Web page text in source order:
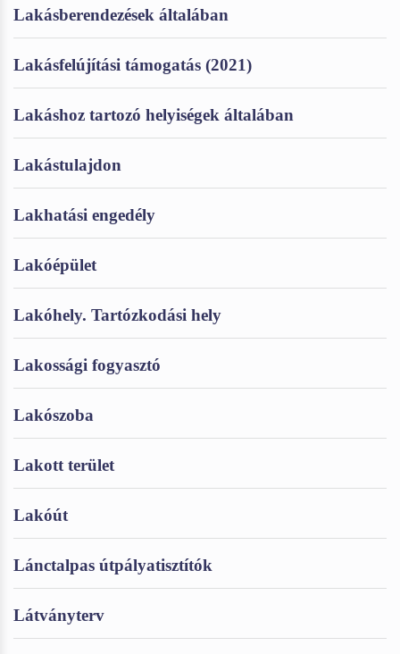
Lakásberendezések általában
Lakásfelújítási támogatás (2021)
Lakáshoz tartozó helyiségek általában
Lakástulajdon
Lakhatási engedély
Lakóépület
Lakóhely. Tartózkodási hely
Lakossági fogyasztó
Lakószoba
Lakott terület
Lakóút
Lánctalpas útpályatisztítók
Látványterv